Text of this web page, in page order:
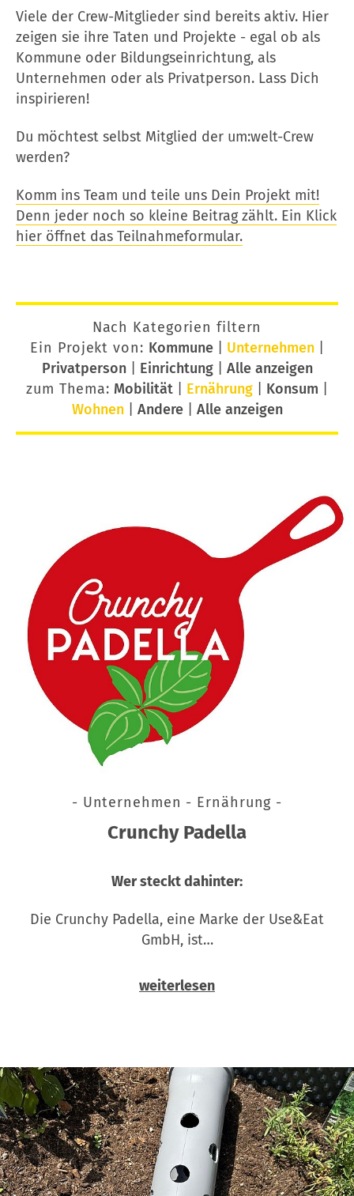
Viele der Crew-Mitglieder sind bereits aktiv. Hier
zeigen sie ihre Taten und Projekte - egal ob als
Kommune oder Bildungseinrichtung, als
Unternehmen oder als Privatperson. Lass Dich
inspirieren!
Du möchtest selbst Mitglied der um:welt-Crew
werden?
Komm ins Team und teile uns Dein Projekt mit!
Denn jeder noch so kleine Beitrag zählt. Ein Klick
hier öffnet das Teilnahmeformular.
Nach Kategorien filtern
Ein Projekt von: Kommune| Unternehmen|
Privatperson| Einrichtung| Alle anzeigen
zum Thema: Mobilität Ernährung Konsum
Wohnen| Andere| Alle anzeigen
- Unternehmen - Ernährung -
Crunchy Padella
Wer steckt dahinter:
Die Crunchy Padella, eine Marke der Use&Eat
GmbH, ist…
weiterlesen